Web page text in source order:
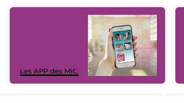
Les APP des MiC